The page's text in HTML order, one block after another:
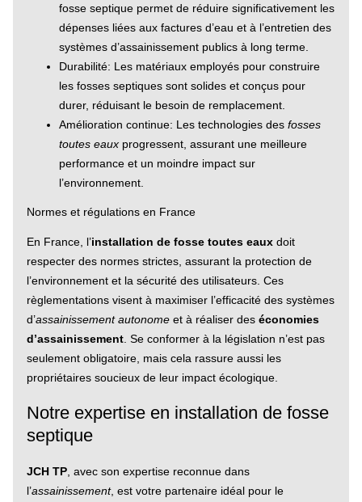
fosse septique permet de réduire significativement les
dépenses liées aux factures d’eau et à l’entretien des
systèmes d’assainissement publics à long terme.
Durabilité: Les matériaux employés pour construire
les fosses septiques sont solides et conçus pour
durer, réduisant le besoin de remplacement.
Amélioration continue: Les technologies des fosses
toutes eauxprogressent, assurant une meilleure
performance et un moindre impact sur
l’environnement.
Normes et régulations en France
En France, l’installation de fosse toutes eauxdoit
respecter des normes strictes, assurant la protection de
l’environnement et la sécurité des utilisateurs. Ces
règlementations visent à maximiser l’efficacité des systèmes
d’assainissement autonomeet à réaliser des économies
d’assainissement. Se conformer à la législation n’est pas
seulement obligatoire, mais cela rassure aussi les
propriétaires soucieux de leur impact écologique.
Notre expertise en installation de fosse
septique
JCH TP, avec son expertise reconnue dans
l’assainissement, est votre partenaire idéal pour le